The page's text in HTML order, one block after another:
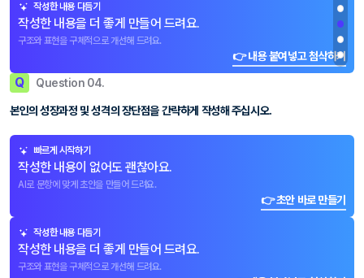
작성한 내용 다듬기
작성한 내용을 더 좋게 만들어 드려요.
구조와 표현을 구체적으로 개선해 드려요.
👉 내용 붙여넣고 첨삭하기
Q Question 04.
본인의 성장과정 및 성격의 장단점을 간략하게 작성해 주십시오.
빠르게 시작하기
작성한 내용이 없어도 괜찮아요.
AI로 문항에 맞게 초안을 만들어 드려요.
👉 초안 바로 만들기
작성한 내용 다듬기
작성한 내용을 더 좋게 만들어 드려요.
구조와 표현을 구체적으로 개선해 드려요.